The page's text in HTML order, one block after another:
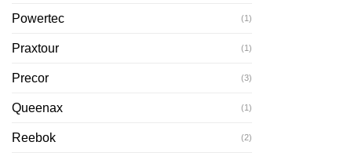
Powertec (1)
Praxtour (1)
Precor (3)
Queenax (1)
Reebok (2)